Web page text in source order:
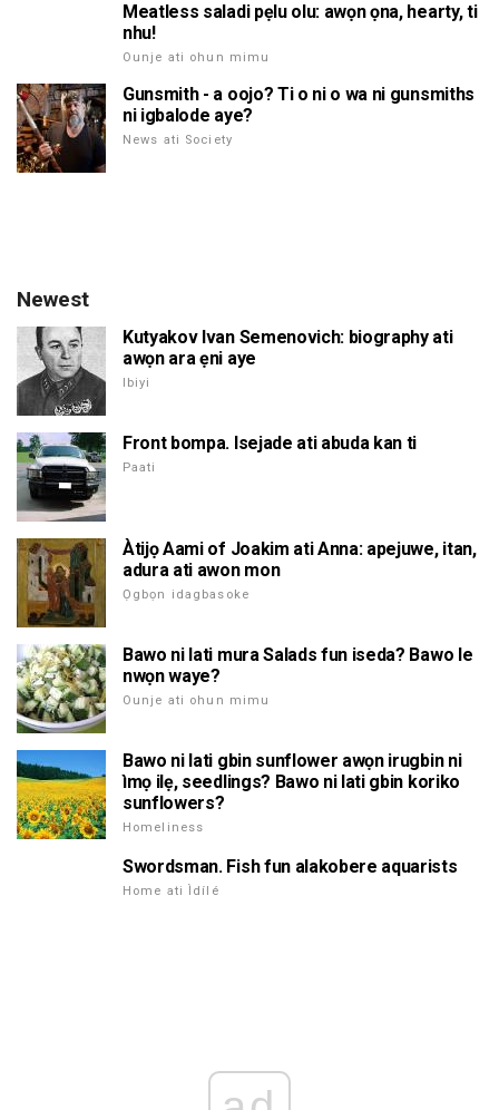
Meatless saladi pẹlu olu: awọn ọna, hearty, ti
nhu!
Ounje ati ohun mimu
Gunsmith - a oojo? Ti o ni o wa ni gunsmiths
ni igbalode aye?
News ati Society
Newest
Kutyakov Ivan Semenovich: biography ati
awọn ara ẹni aye
Ibiyi
Front bompa. Isejade ati abuda kan ti
Paati
Àtijọ Aami of Joakim ati Anna: apejuwe, itan,
adura ati awon mon
Ọgbọn idagbasoke
Bawo ni lati mura Salads fun iseda? Bawo le
nwọn waye?
Ounje ati ohun mimu
Bawo ni lati gbin sunflower awọn irugbin ni
ìmọ ilẹ, seedlings? Bawo ni lati gbin koriko
sunflowers?
Homeliness
Swordsman. Fish fun alakobere aquarists
Home ati Ìdílé